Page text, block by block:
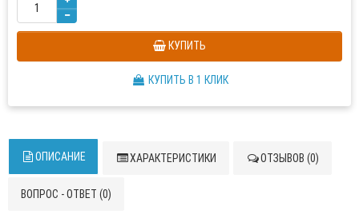
КУПИТЬ
КУПИТЬ В 1 КЛИК
ОПИСАНИЕ ХАРАКТЕРИСТИКИ ОТЗЫВОВ (0)
ВОПРОС - ОТВЕТ (0)